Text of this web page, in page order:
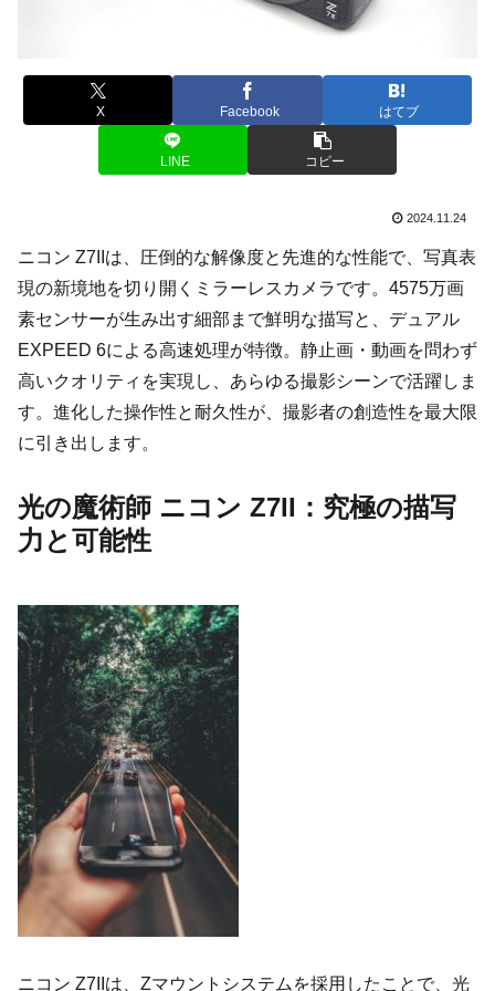
X Facebook はてブ
LINE コピー
2024.11.24
ニコン Z7IIは、圧倒的な解像度と先進的な性能で、写真表
現の新境地を切り開くミラーレスカメラです。4575万画
素センサーが生み出す細部まで鮮明な描写と、デュアル
EXPEED 6による高速処理が特徴。静止画・動画を問わず
高いクオリティを実現し、あらゆる撮影シーンで活躍しま
す。進化した操作性と耐久性が、撮影者の創造性を最大限
に引き出します。
光の魔術師 ニコン Z7II：究極の描写
力と可能性
ニコン Z7IIは、Zマウントシステムを採用したことで、光